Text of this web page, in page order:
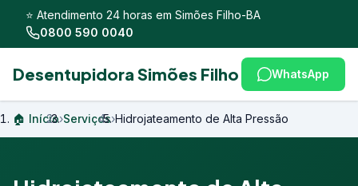
⭐ Atendimento 24 horas em Simões Filho-BA
0800 590 0040
Desentupidora Simões Filho WhatsApp
🏠 Início›Serviços›Hidrojateamento de Alta Pressão